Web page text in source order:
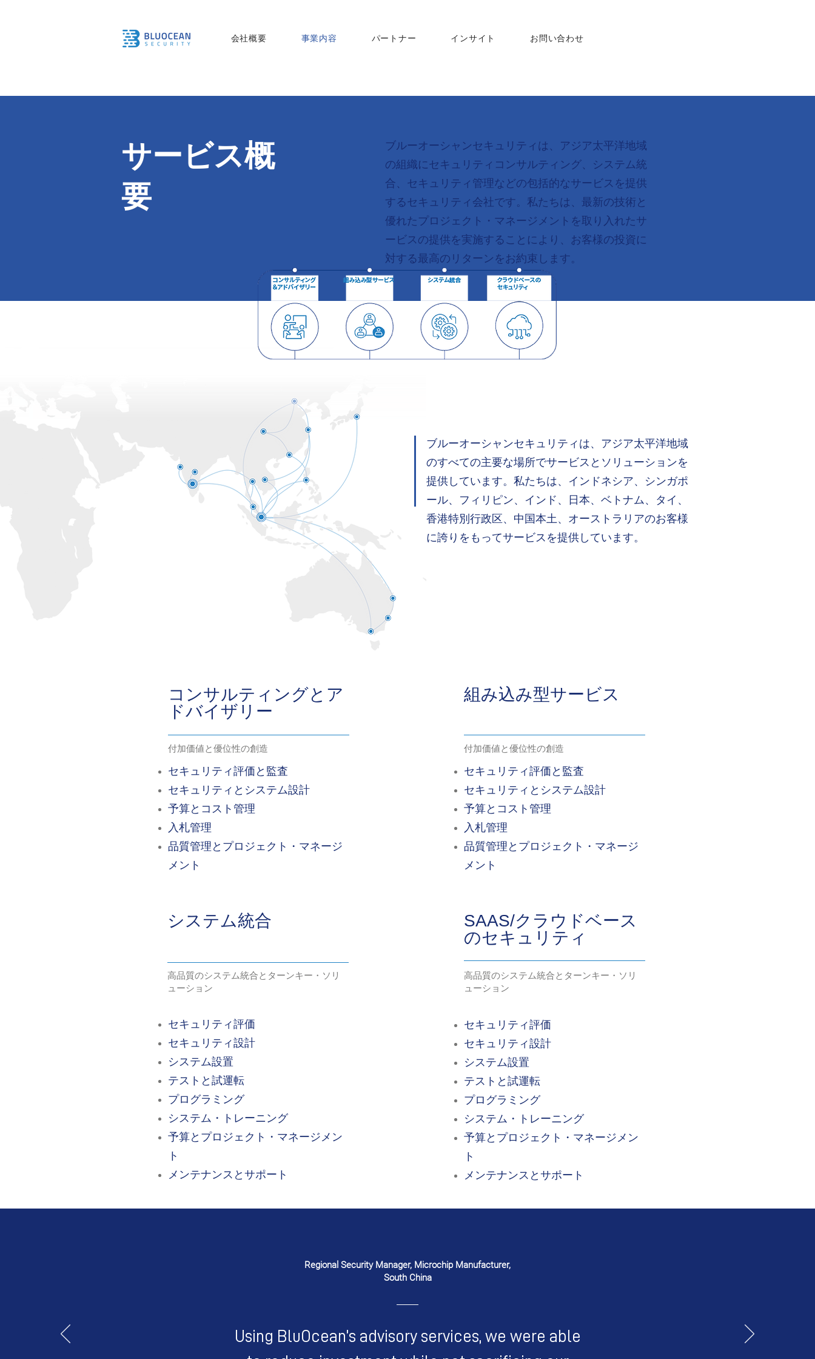
会社概要 事業内容 パートナー インサイト お問い合わせ
サービス概
要
ブルーオーシャンセキュリティは、アジア太平洋地域
の組織にセキュリティコンサルティング、システム統
合、セキュリティ管理などの包括的なサービスを提供
するセキュリティ会社です。私たちは、最新の技術と
優れたプロジェクト・マネージメントを取り入れたサ
ービスの提供を実施することにより、お客様の投資に
対する最高のリターンをお約束します。
ブルーオーシャンセキュリティは、アジア太平洋地域
のすべての主要な場所でサービスとソリューションを
提供しています。私たちは、インドネシア、シンガポ
ール、フィリピン、インド、日本、ベトナム、タイ、
香港特別行政区、中国本土、オーストラリアのお客様
に誇りをもってサービスを提供しています。
コンサルティングとア
ドバイザリー
付加価値と優位性の創造
セキュリティ評価と監査
セキュリティとシステム設計
予算とコスト管理
入札管理
品質管理とプロジェクト・マネージ
メント
システム統合
高品質のシステム統合とターンキー・ソリ
ューション
セキュリティ評価
セキュリティ設計
システム設置
テストと試運転
プログラミング
システム・トレーニング
予算とプロジェクト・マネージメン
ト
メンテナンスとサポート
組み込み型サービス
付加価値と優位性の創造
セキュリティ評価と監査
セキュリティとシステム設計
予算とコスト管理
入札管理
品質管理とプロジェクト・マネージ
メント
SAAS/クラウドベース
のセキュリティ
高品質のシステム統合とターンキー・ソリ
ューション
セキュリティ評価
セキュリティ設計
システム設置
テストと試運転
プログラミング
システム・トレーニング
予算とプロジェクト・マネージメン
ト
メンテナンスとサポート
Regional Security Manager, Microchip Manufacturer,
South China
Using BluOcean’s advisory services, we were able